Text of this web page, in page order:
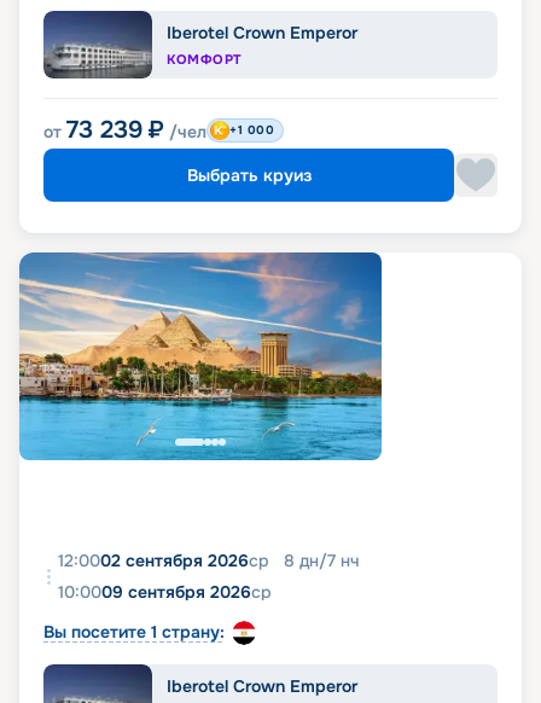
Iberotel Crown Emperor
КОМФОРТ
от 73 239 ₽ /чел +1 000
Выбрать круиз
12:0002 сентября 2026ср 8 дн/7 нч
10:0009 сентября 2026ср
Вы посетите 1 страну:
Iberotel Crown Emperor